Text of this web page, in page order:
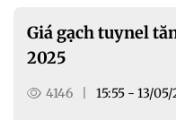
Giá gạch tuynel
2025
4146 15:55 - 13/